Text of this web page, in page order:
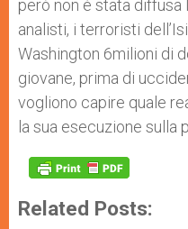
però non è stata diffusa
analisti, i terroristi
Washington 6milioni di
giovane, prima di
vogliono capire quale
la sua esecuzione sulla
Related Posts: